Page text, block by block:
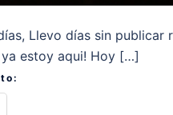
Llevo días sin
estoy aqui! Hoy […]